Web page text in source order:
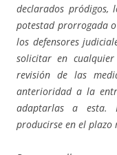
declarados
potestad prorrogada
los defensores
solicitar en
revisión de las
anterioridad a la
adaptarlas a esta.
producirse en el plazo